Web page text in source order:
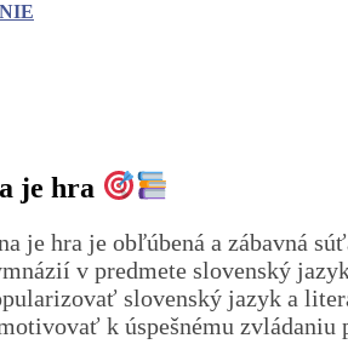
je hra
je hra je obľúbená a zábavná
v predmete slovenský
slovenský jazyk a
k úspešnému zvládaniu